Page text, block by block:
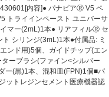
内容]● パナビアⓇ V5 ペ
トライインペースト ユニバーサ
マー(2mL)1本● リアフィルⓇ セ
シリンジ(3mL)1本●付属品: ミ
ンド用)5個、ガイドチップ(エン
ーブラシ(ファイン<シルバー
ー(黒)1本、混和皿(FPN)1個■パ
ットレジンセメント医療機器認